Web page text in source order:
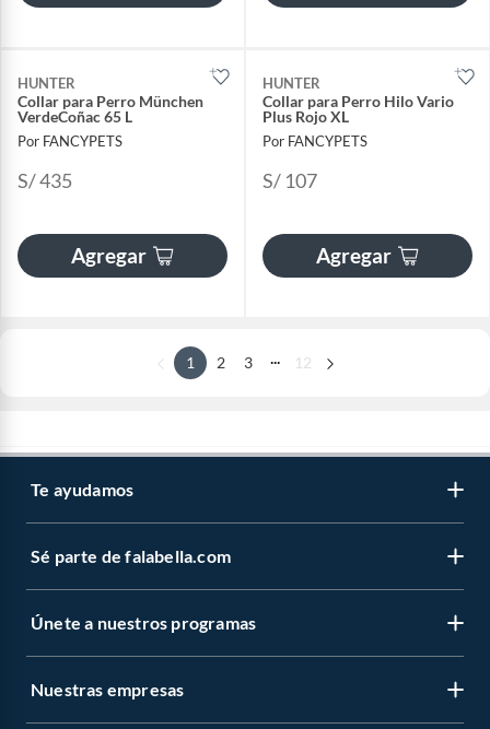
HUNTER
Collar para Perro München
VerdeCoñac 65 L
Por FANCYPETS
S/ 435
Agregar
HUNTER
Collar para Perro Hilo Vario
Plus Rojo XL
Por FANCYPETS
S/ 107
Agregar
1 2 3 ... 12
Te ayudamos
Sé parte de falabella.com
Únete a nuestros programas
Nuestras empresas